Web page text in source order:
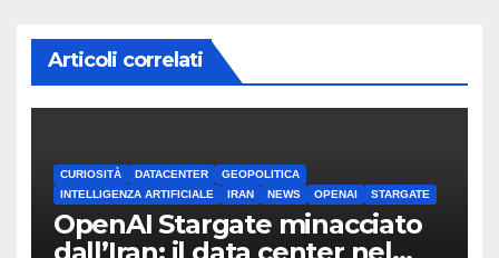
Articoli correlati
CURIOSITÀ DATACENTER
GEOPOLITICA
INTELLIGENZA ARTIFICIALE
IRAN NEWS OPENAI STARGATE
OpenAI Stargate minacciato